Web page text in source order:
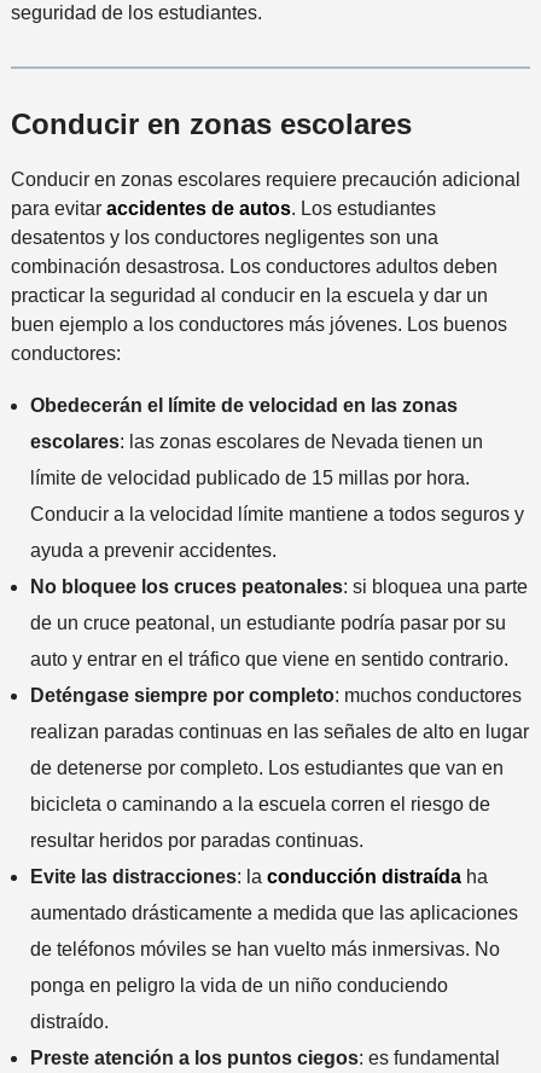
seguridad de los estudiantes.
Conducir en zonas escolares
Conducir en zonas escolares requiere precaución adicional
para evitar accidentes de autos. Los estudiantes
desatentos y los conductores negligentes son una
combinación desastrosa. Los conductores adultos deben
practicar la seguridad al conducir en la escuela y dar un
buen ejemplo a los conductores más jóvenes. Los buenos
conductores:
Obedecerán el límite de velocidad en las zonas
escolares: las zonas escolares de Nevada tienen un
límite de velocidad publicado de 15 millas por hora.
Conducir a la velocidad límite mantiene a todos seguros y
ayuda a prevenir accidentes.
No bloquee los cruces peatonales: si bloquea una parte
de un cruce peatonal, un estudiante podría pasar por su
auto y entrar en el tráfico que viene en sentido contrario.
Deténgase siempre por completo: muchos conductores
realizan paradas continuas en las señales de alto en lugar
de detenerse por completo. Los estudiantes que van en
bicicleta o caminando a la escuela corren el riesgo de
resultar heridos por paradas continuas.
Evite las distracciones: la conducción distraídaha
aumentado drásticamente a medida que las aplicaciones
de teléfonos móviles se han vuelto más inmersivas. No
ponga en peligro la vida de un niño conduciendo
distraído.
Preste atención a los puntos ciegos: es fundamental